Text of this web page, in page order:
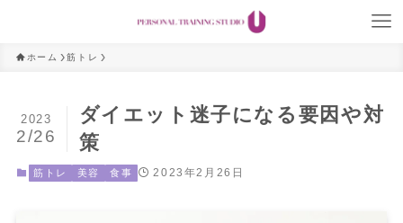
ホーム 筋トレ
ダイエット迷子になる要因や対
策
2023
2/26
筋トレ 美容 食事 2023年2月26日